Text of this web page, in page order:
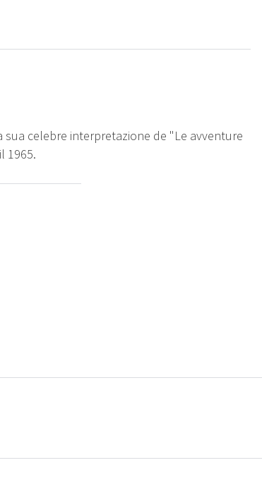
celebre interpretazione de "Le avventure
1965.